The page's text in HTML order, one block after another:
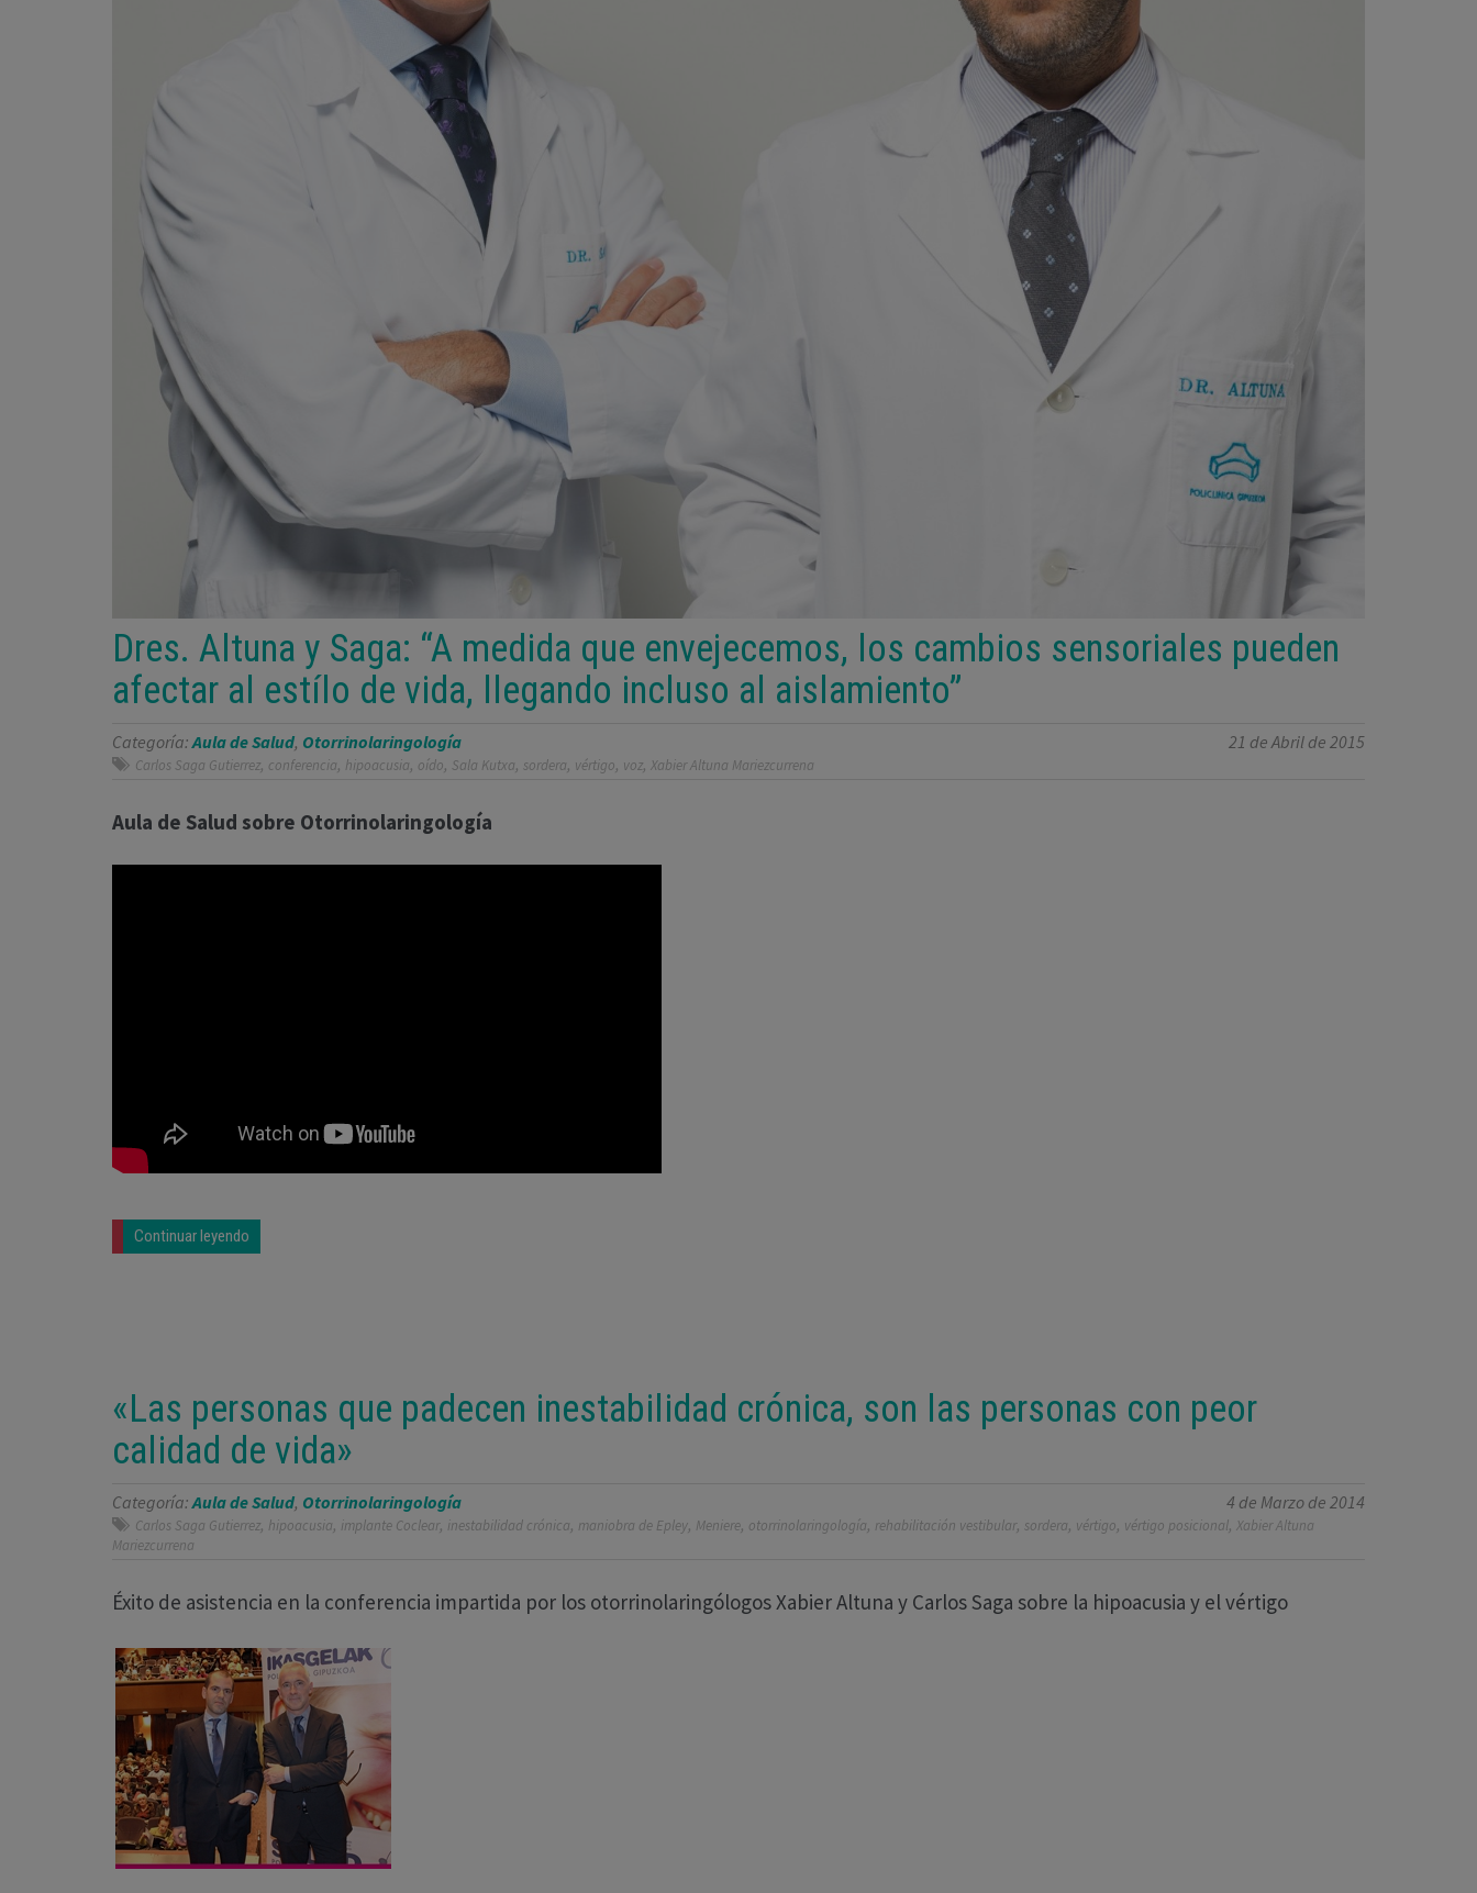
Dres. Altuna y Saga: “A medida que envejecemos, los cambios sensoriales pueden
afectar al estílo de vida, llegando incluso al aislamiento”
Categoría: Aula de Salud, Otorrinolaringología 21 de Abril de 2015
Carlos Saga Gutierrez, conferencia, hipoacusia, oído, Sala Kutxa, sordera, vértigo, voz, Xabier Altuna Mariezcurrena
Aula de Salud sobre Otorrinolaringología
Continuar leyendo
«Las personas que padecen inestabilidad crónica, son las personas con peor
calidad de vida»
Categoría: Aula de Salud, Otorrinolaringología 4 de Marzo de 2014
Carlos Saga Gutierrez, hipoacusia, implante Coclear, inestabilidad crónica, maniobra de Epley, Meniere, otorrinolaringología, rehabilitación vestibular, sordera, vértigo, vértigo posicional, Xabier Altuna
Mariezcurrena
Éxito de asistencia en la conferencia impartida por los otorrinolaringólogos Xabier Altuna y Carlos Saga sobre la hipoacusia y el vértigo